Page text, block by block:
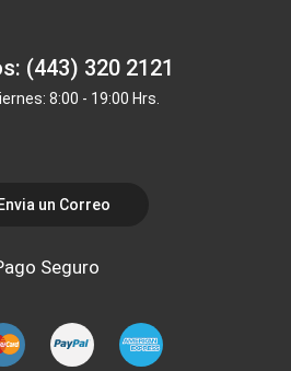
(443) 320 2121
8:00 - 19:00 Hrs.
Envia un Correo
Seguro